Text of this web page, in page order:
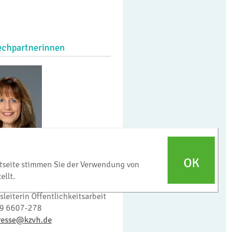
stimmen Sie der Verwendung von
OK
Öffentlichkeitsarbeit
6607-278